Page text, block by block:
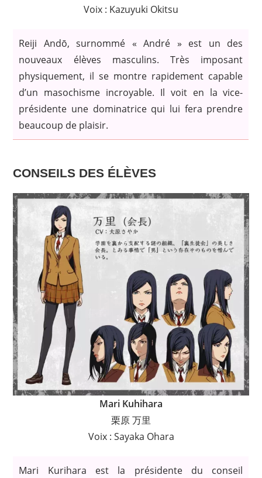
Voix : Kazuyuki Okitsu
Reiji Andō, surnommé « André » est un des
nouveaux élèves masculins. Très imposant
physiquement, il se montre rapidement capable
d’un masochisme incroyable. Il voit en la vice-
présidente une dominatrice qui lui fera prendre
beaucoup de plaisir.
CONSEILS DES ÉLÈVES
Mari Kuhihara
栗原 万里
Voix : Sayaka Ohara
Mari Kurihara est la présidente du conseil